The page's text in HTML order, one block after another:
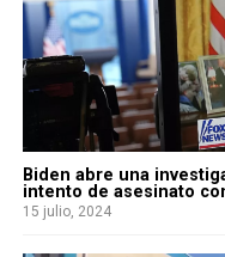
Biden abre una
intento de asesinato
15 julio, 2024